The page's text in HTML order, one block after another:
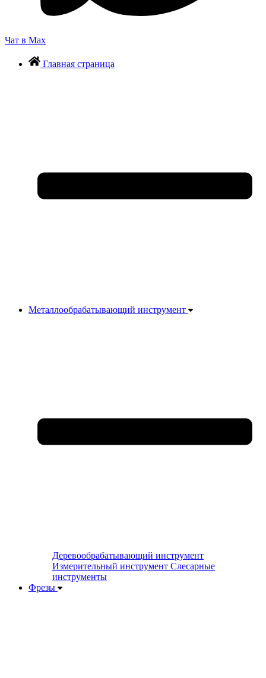
Чат в Max
Главная страница
Металлообрабатывающий инструмент
Деревообрабатывающий инструмент
Измерительный инструмент Слесарные
инструменты
Фрезы